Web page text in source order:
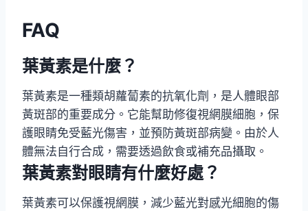
FAQ
葉黃素是什麼？
葉黃素是一種類胡蘿蔔素的抗氧化劑，是人體眼部
黃斑部的重要成分。它能幫助修復視網膜細胞，保
護眼睛免受藍光傷害，並預防黃斑部病變。由於人
體無法自行合成，需要透過飲食或補充品攝取。
葉黃素對眼睛有什麼好處？
葉黃素可以保護視網膜，減少藍光對感光細胞的傷